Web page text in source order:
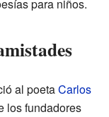
para niños.
al poetaCarlos
los fundadores